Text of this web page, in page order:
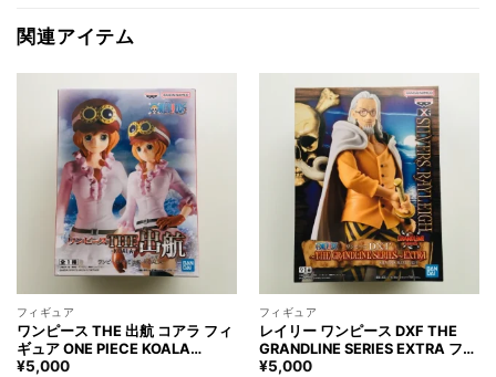
関連アイテム
フィギュア
ワンピース THE 出航 コアラ フィ
ギュア ONE PIECE KOALA
Figure
¥5,000
フィギュア
レイリー ワンピース DXF THE
GRANDLINE SERIES EXTRA フィ
ギュア ONE PIECE
¥5,000